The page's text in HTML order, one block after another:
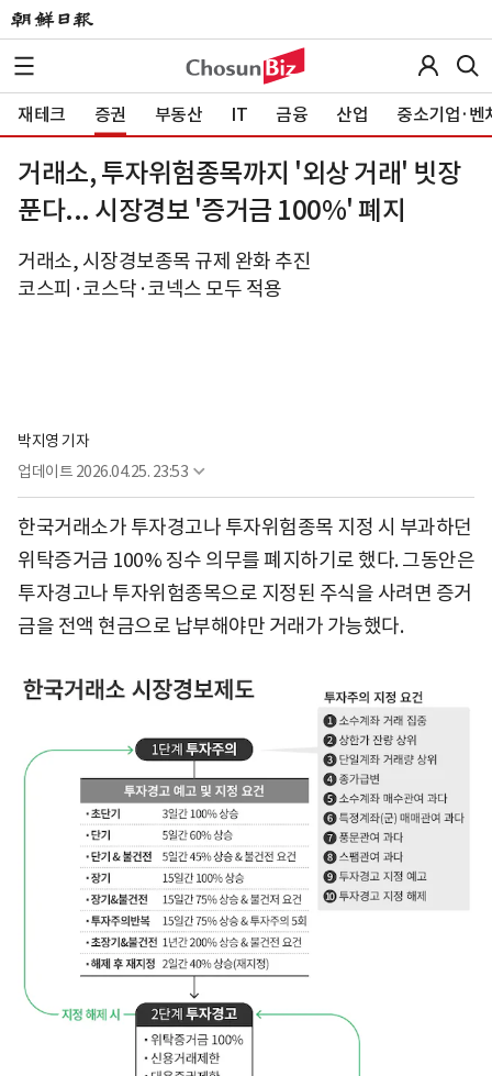
재테크 증권 부동산 IT 금융 산업 중소기업·벤
거래소, 투자위험종목까지 '외상 거래' 빗장
푼다... 시장경보 '증거금 100%' 폐지
거래소, 시장경보종목 규제 완화 추진
코스피·코스닥·코넥스 모두 적용
박지영 기자
업데이트 2026.04.25. 23:53
한국거래소가 투자경고나 투자위험종목 지정 시 부과하던
위탁증거금 100% 징수 의무를 폐지하기로 했다. 그동안은
투자경고나 투자위험종목으로 지정된 주식을 사려면 증거
금을 전액 현금으로 납부해야만 거래가 가능했다.